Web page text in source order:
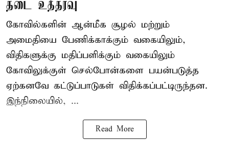
தடை உத்தரவு
கோவில்களின் ஆன்மீக சூழல் மற்றும்
அமைதியை பேணிக்காக்கும் வகையிலும்,
விதிகளுக்கு மதிப்பளிக்கும் வகையிலும்
கோவிலுக்குள் செல்போன்களை பயன்படுத்த
ஏற்கனவே கட்டுப்பாடுகள் விதிக்கப்பட்டிருந்தன.
இந்நிலையில், ...
Read More